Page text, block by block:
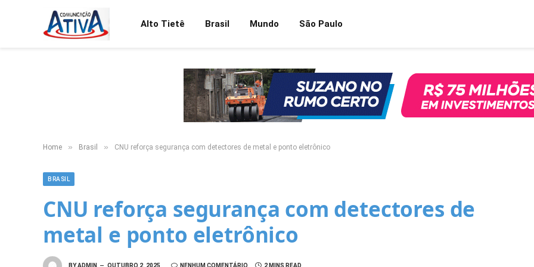
Alto Tietê Brasil Mundo São Paulo
Home » Brasil » CNU reforça segurança com detectores de metal e ponto eletrônico
BRASIL
CNU reforça segurança com detectores de
metal e ponto eletrônico
BYADMIN OUTUBRO 2, 2025 NENHUM COMENTÁRIO 2 MINS READ